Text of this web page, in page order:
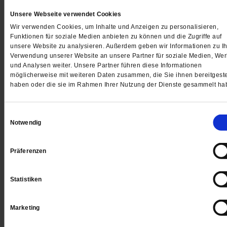
Unsere Webseite verwendet Cookies
Wir verwenden Cookies, um Inhalte und Anzeigen zu personalisieren,
Funktionen für soziale Medien anbieten zu können und die Zugriffe auf
unsere Website zu analysieren. Außerdem geben wir Informationen zu
Verwendung unserer Website an unsere Partner für soziale Medien,
und Analysen weiter. Unsere Partner führen diese Informationen
möglicherweise mit weiteren Daten zusammen, die Sie ihnen
haben oder die sie im Rahmen Ihrer Nutzung der Dienste gesammelt
Notwendig
Präferenzen
Statistiken
Marketing
vonIris Wolff ·3 Kommentare
Sie lernte die Schimpansen verstehen